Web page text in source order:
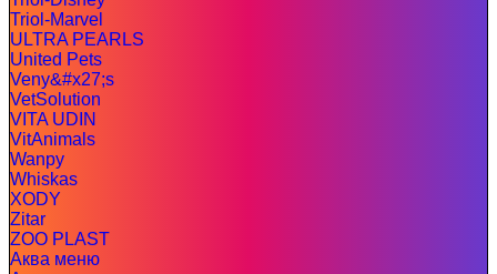
Triol-Marvel
ULTRA PEARLS
United Pets
Veny&#x27;s
VetSolution
VITA UDIN
VitAnimals
Wanpy
Whiskas
XODY
Zitar
ZOO PLAST
Аква меню